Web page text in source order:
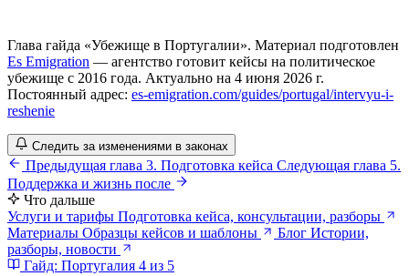
Глава гайда «Убежище в Португалии». Материал подготовлен
Es Emigration — агентство готовит кейсы на политическое
убежище с 2016 года. Актуально на 4 июня 2026 г.
Постоянный адрес: es-emigration.com/guides/portugal/intervyu-i-
reshenie
Следить за изменениями в законах
Предыдущая глава 3. Подготовка кейса Следующая глава 5.
Поддержка и жизнь после
Что дальше
Услуги и тарифы Подготовка кейса, консультации, разборы
Материалы Образцы кейсов и шаблоны Блог Истории,
разборы, новости
Гайд: Португалия 4 из 5